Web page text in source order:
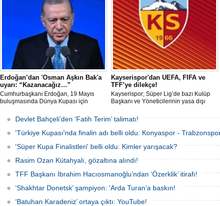
Santarelli, İtalya'nın başkenti Roma'da
düzenlenecek Euro-Mediterranean
Excellence Award 2026 (Akdeniz
Mükemmeliyet Ödülü) törenine 2. kez
resmi olarak davet edildi.
Erdoğan’dan 'Osman Aşkın Bak'a
uyarı: “Kazanacağız…”
Cumhurbaşkanı Erdoğan, 19 Mayıs
buluşmasında Dünya Kupası için
Spor Bakanı Osman Aşkın Bak’a,
"Sürpriz yapabiliriz deme, kazanacağız
diyeceksin" sözleriyle müdahale etti.
Kayserispor'dan UEFA, FIFA ve
TFF’ye dilekçe!
Kayserispor; Süper Lig’de bazı Kulüp
Başkanı ve Yöneticilerinin yasa dışı
ve FIFA’ya resmi dilekçe göndererek
ligin tescil edilmemesini talep edecek.
Devlet Bahçeli’den ‘Fatih Terim’ talimatı!
'Türkiye Kupası'nda finalin adı belli oldu: Konyaspor -
'Süper Kupa Finalistleri' belli oldu: Kimler yarışacak?
Rasim Ozan Kütahyalı, gözaltına alındı!
TFF Başkanı İbrahim Hacıosmanoğlu’ndan ‘Özerklik’ itirafı!
‘Shakhtar Donetsk’ şampiyon: 'Arda Turan’a baskın!
‘Batuhan Karadeniz’ ortaya çıktı: YouTube!